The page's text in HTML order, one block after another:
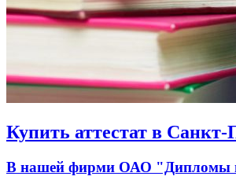
Купить аттестат в
В нашей фирми ОАО "Дипломы и